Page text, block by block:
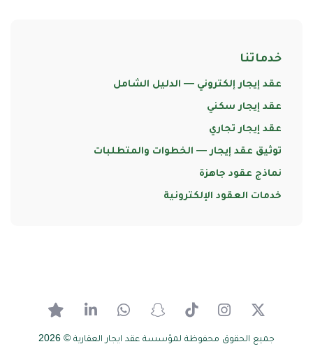
خدماتنا
عقد إيجار إلكتروني — الدليل الشامل
عقد إيجار سكني
عقد إيجار تجاري
توثيق عقد إيجار — الخطوات والمتطلبات
نماذج عقود جاهزة
خدمات العقود الإلكترونية
جميع الحقوق محفوظة لمؤسسة عقد ايجار العقارية © 2026